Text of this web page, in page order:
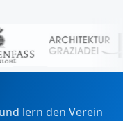
lern den Verein